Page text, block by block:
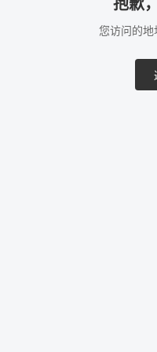
抱歉
您访问的地